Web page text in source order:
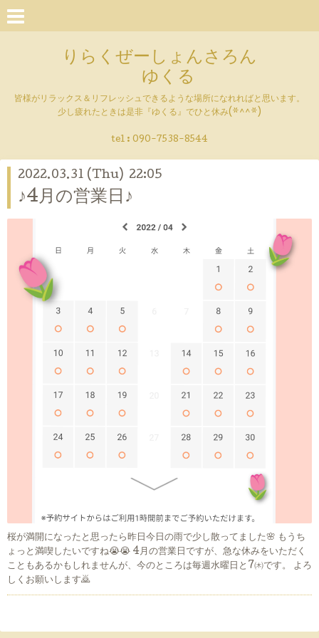
りらくぜーしょんさろん
ゆくる
皆様がリラックス＆リフレッシュできるような場所になれればと思います。
少し疲れたときは是非『ゆくる』でひと休み(*^^*)
tel : 090-7538-8544
2022.03.31 (Thu) 22:05
♪4月の営業日♪
桜が満開になったと思ったら昨日今日の雨で少し散ってました🌸 もうち
ょっと満喫したいですね😭😭 4月の営業日ですが、急な休みをいただく
こともあるかもしれませんが、今のところは毎週水曜日と7㈭です。 よろ
しくお願いします🙇